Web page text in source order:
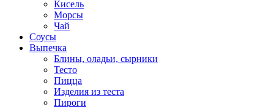
Кисель
Морсы
Чай
Соусы
Выпечка
Блины, оладьи, сырники
Тесто
Пицца
Изделия из теста
Пироги